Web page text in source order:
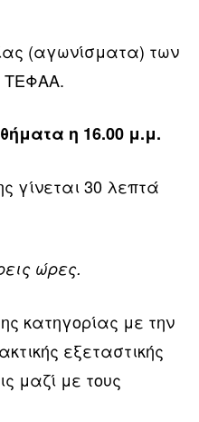
(αγωνίσματα) των
ΤΕΦΑΑ.
η 16.00 μ.μ.
γίνεται 30 λεπτά
ώρες.
κατηγορίας με την
εξεταστικής
μαζί με τους